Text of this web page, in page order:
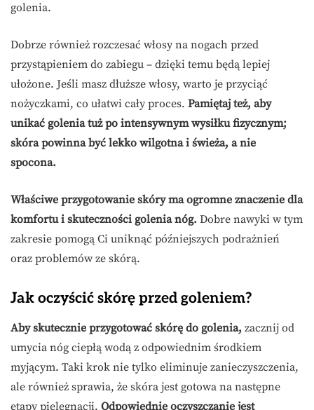
golenia.
Dobrze również rozczesać włosy na nogach przed
przystąpieniem do zabiegu – dzięki temu będą lepiej
ułożone. Jeśli masz dłuższe włosy, warto je przyciąć
nożyczkami, co ułatwi cały proces. Pamiętaj też, aby
unikać golenia tuż po intensywnym wysiłku fizycznym;
skóra powinna być lekko wilgotna i świeża, a nie
spocona.
Właściwe przygotowanie skóry ma ogromne znaczenie dla
komfortu i skuteczności golenia nóg. Dobre nawyki w tym
zakresie pomogą Ci uniknąć późniejszych podrażnień
oraz problemów ze skórą.
Jak oczyścić skórę przed goleniem?
Aby skutecznie przygotować skórę do golenia, zacznij od
umycia nóg ciepłą wodą z odpowiednim środkiem
myjącym. Taki krok nie tylko eliminuje zanieczyszczenia,
ale również sprawia, że skóra jest gotowa na następne
etapy pielęgnacji. Odpowiednie oczyszczanie jest